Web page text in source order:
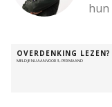
hun
de
OVERDENKING LEZEN?
MELD JE NU AAN VOOR 3,- PER MAAND